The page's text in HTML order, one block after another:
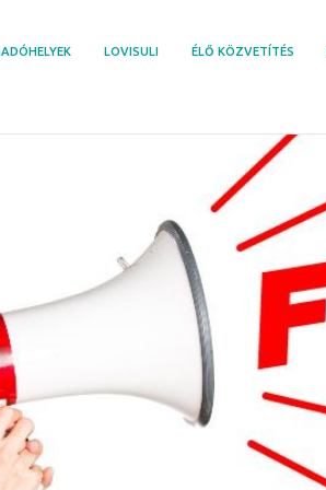
LOVISULI ÉLŐ KÖZVETÍTÉS